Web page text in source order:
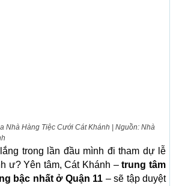
Nhà Hàng Tiệc Cưới Cát Khánh | Nguồn: Nhà
trong lần đầu mình đi tham dự lễ
ư? Yên tâm, Cát Khánh –trung tâm
bậc nhất ở Quận 11 – sẽ tập duyệt